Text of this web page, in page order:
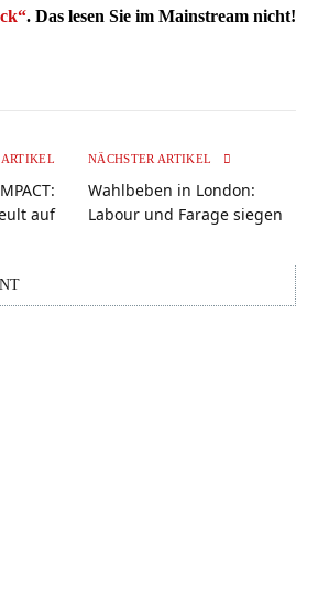
. Das lesen Sie im Mainstream nicht!
auf
NÄCHSTER ARTIKEL
Wahlbeben in London:
Labour und Farage siegen